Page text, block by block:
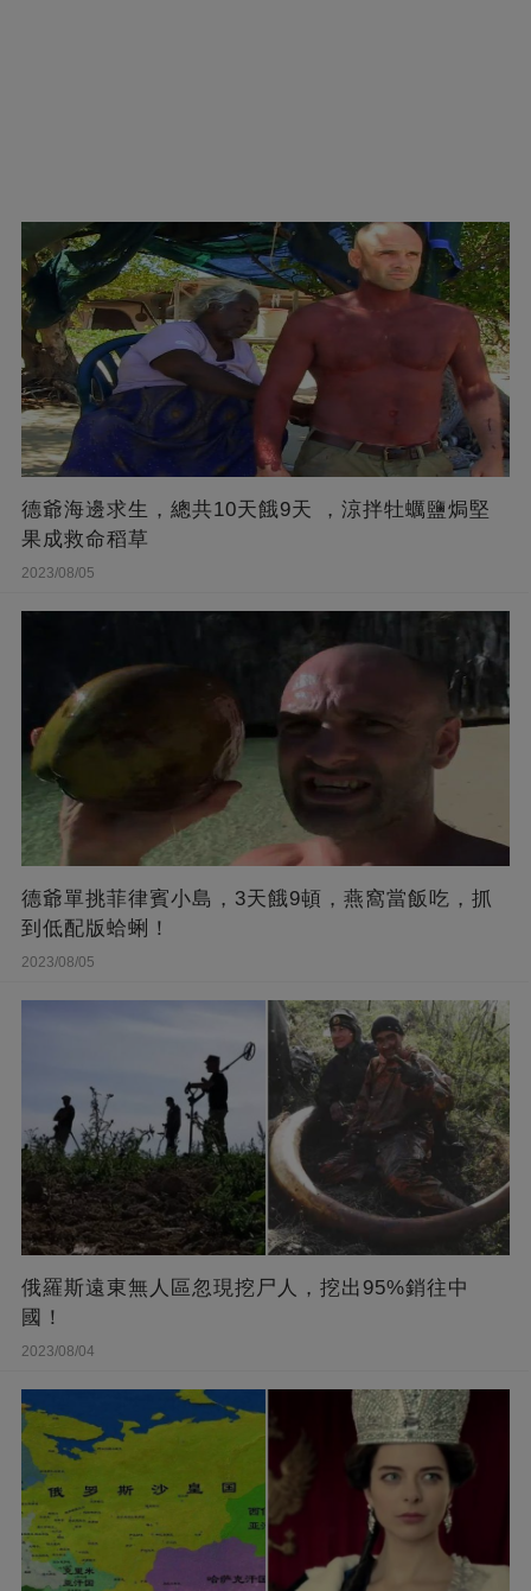
德爺海邊求生，總共10天餓9天 ，涼拌牡蠣鹽焗堅
果成救命稻草
2023/08/05
德爺單挑菲律賓小島，3天餓9頓，燕窩當飯吃，抓
到低配版蛤蜊！
2023/08/05
俄羅斯遠東無人區忽現挖尸人，挖出95%銷往中
國！
2023/08/04